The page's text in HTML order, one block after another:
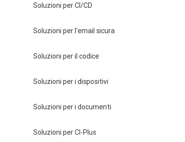
Soluzioni per CI/CD
Soluzioni per l'email sicura
Soluzioni per il codice
Soluzioni per i dispositivi
Soluzioni per i documenti
Soluzioni per CI-Plus